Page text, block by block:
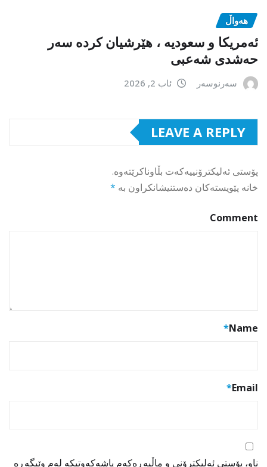
هەواڵ
ئەمریکا و سعودیە ، هێرشیان کردە سەر
حەشدی شەعبی
سەرنوسەر ئاب 2, 2026
LEAVE A REPLY
پۆستی ئەلیکترۆنییەکەت بڵاوناکرێتەوە.
خانە پێویستەکان دەستنیشانکراون بە *
Comment
Name
*
Email
*
ناو، پۆستی ئەلیکترۆنی و ماڵپەڕەکەم پاشەکەوتبکە لەم وێبگەڕە